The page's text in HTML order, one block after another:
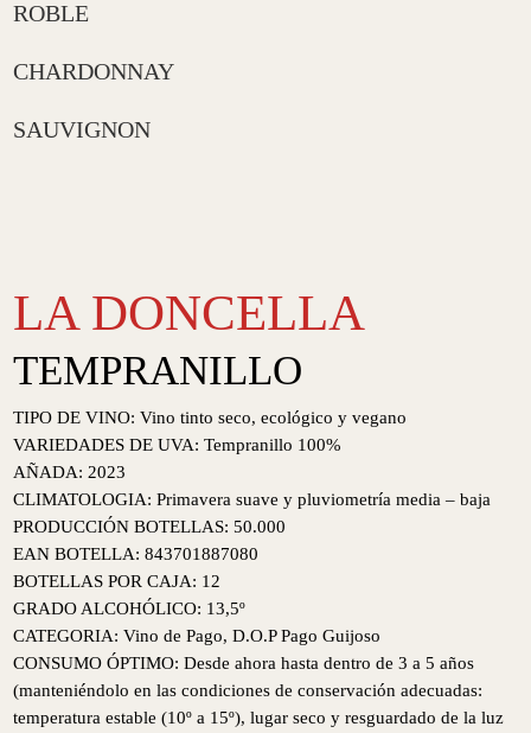
ROBLE
CHARDONNAY
SAUVIGNON
LA DONCELLA
TEMPRANILLO
TIPO DE VINO: Vino tinto seco, ecológico y vegano
VARIEDADES DE UVA: Tempranillo 100%
AÑADA: 2023
CLIMATOLOGIA: Primavera suave y pluviometría media – baja
PRODUCCIÓN BOTELLAS: 50.000
EAN BOTELLA: 843701887080
BOTELLAS POR CAJA: 12
GRADO ALCOHÓLICO: 13,5º
CATEGORIA: Vino de Pago, D.O.P Pago Guijoso
CONSUMO ÓPTIMO: Desde ahora hasta dentro de 3 a 5 años
(manteniéndolo en las condiciones de conservación adecuadas:
temperatura estable (10º a 15º), lugar seco y resguardado de la luz